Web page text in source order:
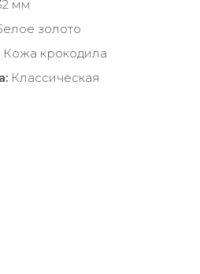
мм
золото
Кожа крокодила
Классическая